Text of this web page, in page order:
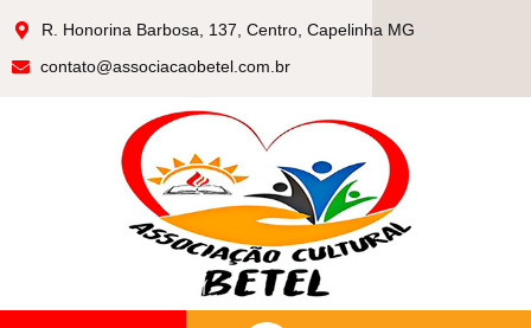
R. Honorina Barbosa, 137, Centro, Capelinha MG
contato@associacaobetel.com.br